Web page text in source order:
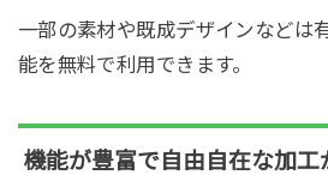
一部の素材や既成デザインなどは
能を無料で利用できます。
機能が豊富で自由自在な加工